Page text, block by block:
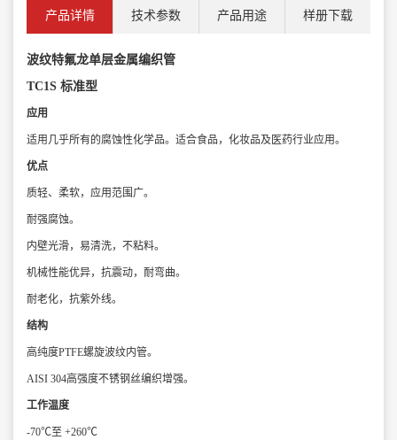
产品详情 技术参数 产品用途 样册下载
波纹特氟龙单层金属编织管
TC1S 标准型
应用
适用几乎所有的腐蚀性化学品。 适合食品，化妆品及医药行业应用。
优点
质轻、柔软，应用范围广。
耐强腐蚀。
内壁光滑，易清洗，不粘料。
机械性能优异，抗震动，耐弯曲。
耐老化，抗紫外线。
结构
高纯度PTFE螺旋波纹内管。
AISI 304高强度不锈钢丝编织增强。
工作温度
-70℃至 +260℃